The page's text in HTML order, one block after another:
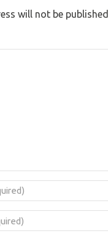
will not be